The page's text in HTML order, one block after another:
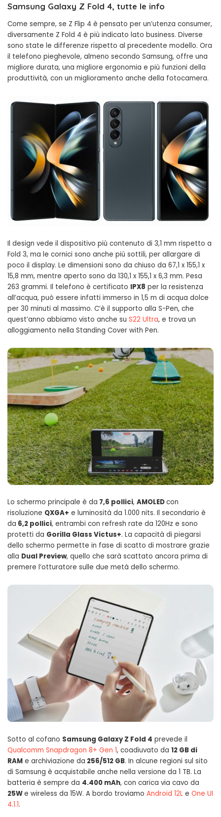
Samsung Galaxy Z Fold 4, tutte le info
Come sempre, se Z Flip 4 è pensato per un’utenza consumer,
diversamente Z Fold 4 è più indicato lato business. Diverse
sono state le differenze rispetto al precedente modello. Ora
il telefono pieghevole, almeno secondo Samsung, offre una
migliore durata, una migliore ergonomia e più funzioni della
produttività, con un miglioramento anche della fotocamera.
Il design vede il dispositivo più contenuto di 3,1 mm rispetto a
Fold 3, ma le cornici sono anche più sottili, per allargare di
poco il display. Le dimensioni sono da chiuso da 67,1 x 155,1 x
15,8 mm, mentre aperto sono da 130,1 x 155,1 x 6,3 mm. Pesa
263 grammi. Il telefono è certificato IPX8 per la resistenza
all’acqua, può essere infatti immerso in 1,5 m di acqua dolce
per 30 minuti al massimo. C’è il supporto alla S-Pen, che
quest’anno abbiamo visto anche su S22 Ultra, e trova un
alloggiamento nella Standing Cover with Pen.
Lo schermo principale è da 7,6 pollici, AMOLEDcon
risoluzione QXGA+ e luminosità da 1.000 nits. Il secondario è
da 6,2 pollici, entrambi con refresh rate da 120Hz e sono
protetti da Gorilla Glass Victus+. La capacità di piegarsi
dello schermo permette in fase di scatto di mostrare grazie
alla Dual Preview, quello che sarà scattato ancora prima di
premere l’otturatore sulle due metà dello schermo.
Sotto al cofano Samsung Galaxy Z Fold 4 prevede il
Qualcomm Snapdragon 8+ Gen 1, coadiuvato da 12 GB di
RAM e archiviazione da 256/512 GB. In alcune regioni sul sito
di Samsung è acquistabile anche nella versione da 1 TB. La
batteria è sempre da 4.400 mAh, con carica via cavo da
25We wireless da 15W. A bordo troviamo Android 12L e One UI
4.1.1.